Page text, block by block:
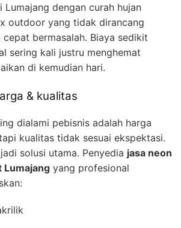
dengan curah hujan
outdoor yang tidak dirancang
bermasalah. Biaya sedikit
sering kali justru menghemat
di kemudian hari.
& kualitas
dialami pebisnis adalah harga
kualitas tidak sesuai ekspektasi.
solusi utama. Penyedia jasa neon
Lumajang yang profesional